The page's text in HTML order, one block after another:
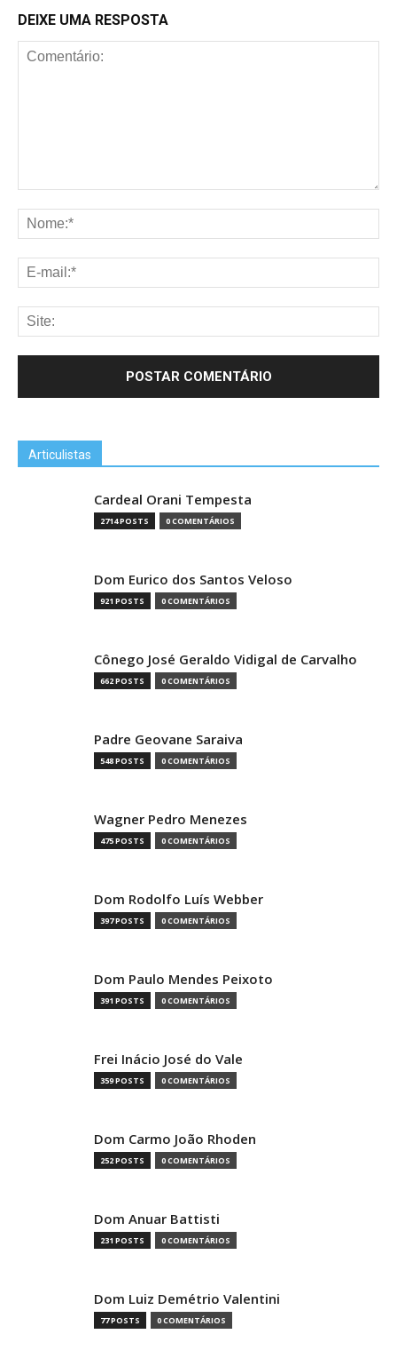
DEIXE UMA RESPOSTA
Articulistas
Cardeal Orani Tempesta
2714 POSTS 0 COMENTÁRIOS
Dom Eurico dos Santos Veloso
921 POSTS 0 COMENTÁRIOS
Cônego José Geraldo Vidigal de Carvalho
662 POSTS 0 COMENTÁRIOS
Padre Geovane Saraiva
548 POSTS 0 COMENTÁRIOS
Wagner Pedro Menezes
475 POSTS 0 COMENTÁRIOS
Dom Rodolfo Luís Webber
397 POSTS 0 COMENTÁRIOS
Dom Paulo Mendes Peixoto
391 POSTS 0 COMENTÁRIOS
Frei Inácio José do Vale
359 POSTS 0 COMENTÁRIOS
Dom Carmo João Rhoden
252 POSTS 0 COMENTÁRIOS
Dom Anuar Battisti
231 POSTS 0 COMENTÁRIOS
Dom Luiz Demétrio Valentini
77 POSTS 0 COMENTÁRIOS